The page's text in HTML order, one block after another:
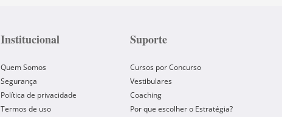
Institucional
Quem Somos
Segurança
Política de privacidade
Termos de uso
Suporte
Cursos por Concurso
Vestibulares
Coaching
Por que escolher o Estratégia?